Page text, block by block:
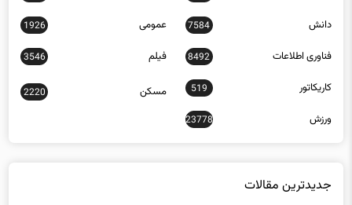
دانش 7584 عمومی 1926
فناوری اطلاعات 8492 فیلم 3546
کاریکاتور 519 مسکن 2220
ورزش 23778
جدیدترین مقالات